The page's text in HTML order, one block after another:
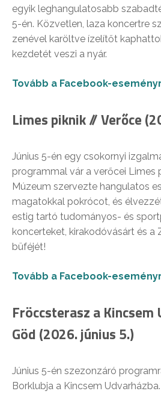
egyik leghangulatosabb
5-én. Közvetlen, laza koncertre
zenével karöltve ízelítőt
kezdetét veszi a nyár.
Tovább a Facebook-
Limes piknik // Verőce
Június 5-én egy csokornyi
programmal vár a verőcei Limes
Múzeum szervezte hangulatos
magatokkal pokrócot, és
estig tartó tudományos- és
koncerteket, kirakodóvásárt és a
büféjét!
Tovább a Facebook-
Fröccsterasz a Kincsem
Göd (2026. június 5.)
Június 5-én szezonzáró
Borklubja a Kincsem